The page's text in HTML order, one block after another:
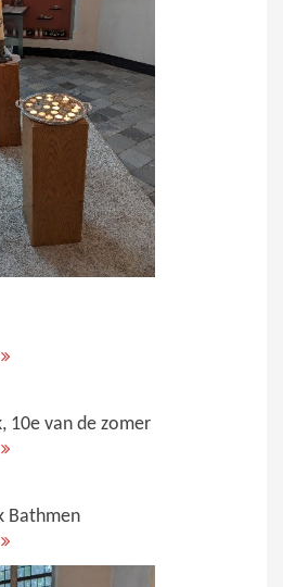
10e van de zomer
Bathmen